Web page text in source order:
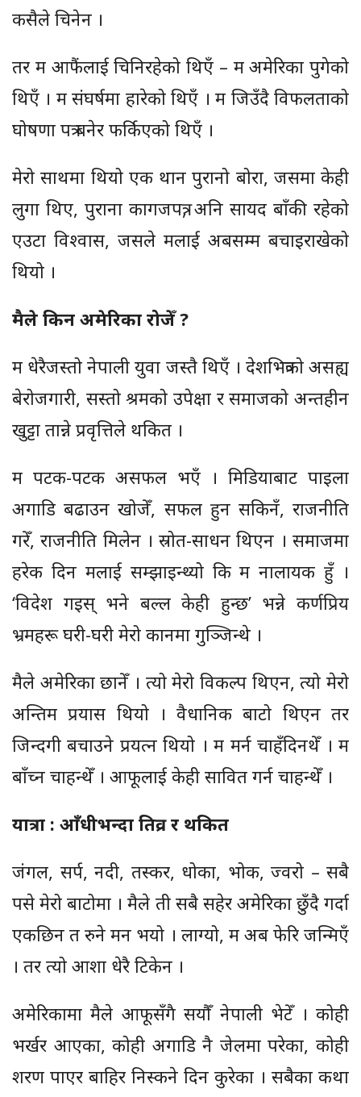
कसैले चिनेन ।
तर म आफैंलाई चिनिरहेको थिएँ – म अमेरिका पुगेको
थिएँ । म संघर्षमा हारेको थिएँ । म जिउँदै विफलताको
घोषणा पत्र बनेर फर्किएको थिएँ ।
मेरो साथमा थियो एक थान पुरानो बोरा, जसमा केही
लुगा थिए, पुराना कागजपत्र, अनि सायद बाँकी रहेको
एउटा विश्वास, जसले मलाई अबसम्म बचाइराखेको
थियो ।
मैले किन अमेरिका रोजेँ ?
म धेरैजस्तो नेपाली युवा जस्तै थिएँ । देशभित्रको असह्य
बेरोजगारी, सस्तो श्रमको उपेक्षा र समाजको अन्तहीन
खुट्टा तान्ने प्रवृत्तिले थकित ।
म पटक-पटक असफल भएँ । मिडियाबाट पाइला
अगाडि बढाउन खोजेँ, सफल हुन सकिनँ, राजनीति
गरेँ, राजनीति मिलेन । स्रोत-साधन थिएन । समाजमा
हरेक दिन मलाई सम्झाइन्थ्यो कि म नालायक हुँ ।
‘विदेश गइस् भने बल्ल केही हुन्छ’ भन्ने कर्णप्रिय
भ्रमहरू घरी-घरी मेरो कानमा गुञ्जिन्थे ।
मैले अमेरिका छानेँ । त्यो मेरो विकल्प थिएन, त्यो मेरो
अन्तिम प्रयास थियो । वैधानिक बाटो थिएन तर
जिन्दगी बचाउने प्रयत्न थियो । म मर्न चाहँदिनथेँ । म
बाँच्न चाहन्थेँ । आफूलाई केही सावित गर्न चाहन्थेँ ।
यात्रा : आँधीभन्दा तिव्र र थकित
जंगल, सर्प, नदी, तस्कर, धोका, भोक, ज्वरो – सबै
पसे मेरो बाटोमा । मैले ती सबै सहेर अमेरिका छुँदै गर्दा
एकछिन त रुने मन भयो । लाग्यो, म अब फेरि जन्मिएँ
। तर त्यो आशा धेरै टिकेन ।
अमेरिकामा मैले आफूसँगै सयौँ नेपाली भेटेँ । कोही
भर्खर आएका, कोही अगाडि नै जेलमा परेका, कोही
शरण पाएर बाहिर निस्कने दिन कुरेका । सबैका कथा